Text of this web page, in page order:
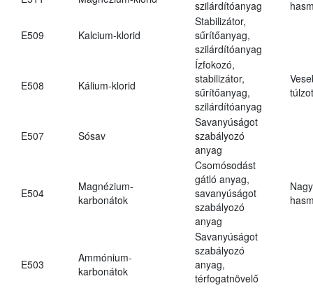
szilárdítóanyag
E509 Kalcium-klorid
Stabilizátor,
sűrítőanyag,
szilárdítóanyag
E508 Kálium-klorid
Ízfokozó,
stabilizátor,
sűrítőanyag,
szilárdítóanyag
E507 Sósav
Savanyúságot
szabályozó
anyag
E504
Magnézium-
karbonátok
Csomósodást
gátló anyag,
savanyúságot
szabályozó
anyag
E503
Ammónium-
karbonátok
Savanyúságot
szabályozó
anyag,
térfogatnövelő